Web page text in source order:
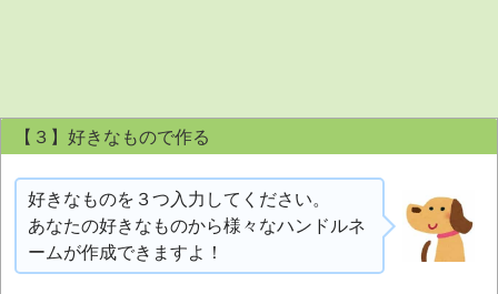
【３】好きなもので作る
好きなものを３つ入力してください。
あなたの好きなものから様々なハンドルネ
ームが作成できますよ！